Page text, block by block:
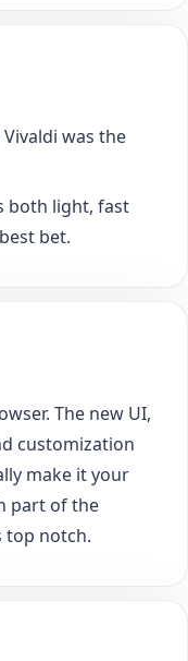
was the
both light, fast
bet.
The new UI,
customization
make it your
part of the
top notch.